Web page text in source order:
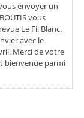
envoyer un
vous
Le Fil Blanc.
avec le
Merci de votre
bienvenue parmi